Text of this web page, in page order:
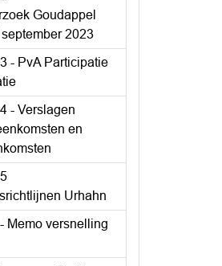
Goudappel
2023
- PvA Participatie
- Verslagen
en
Urhahn
Memo versnelling